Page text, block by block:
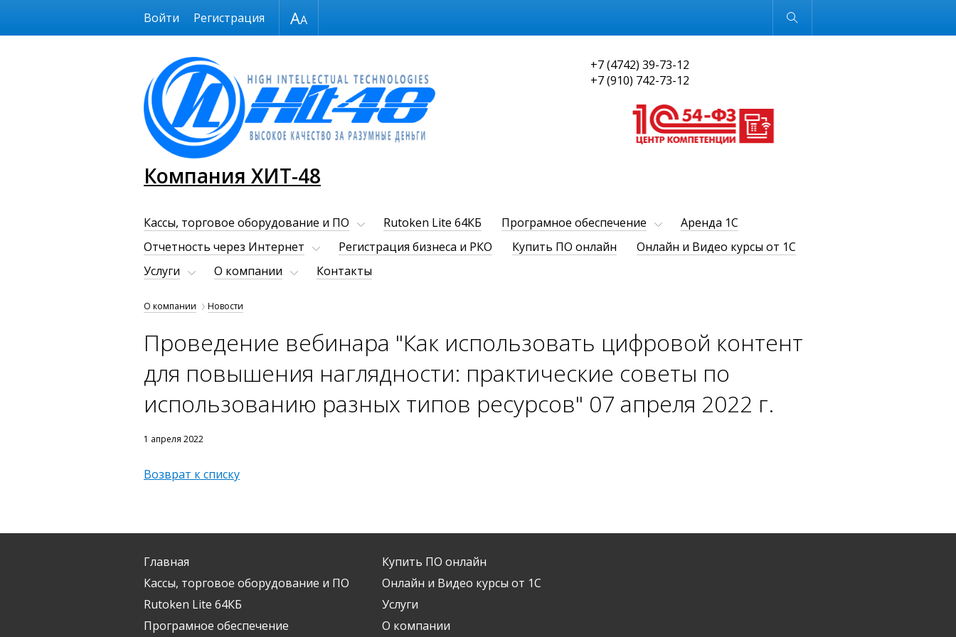
Размер шрифта Обычная версия
Компания ХИТ-48
+7 (4742) 39-73-12
+7 (910) 742-73-12
Войти Регистрация
Кассы, торговое оборудование и ПО Rutoken Lite 64КБ Програмное обеспечение
Аренда 1С
Отчетность через Интернет
Регистрация бизнеса и РКО Купить ПО онлайн
Онлайн и Видео курсы от 1С
Услуги
О компании Контакты
О компании Новости
Проведение вебинара "Как использовать цифровой контент
для повышения наглядности: практические советы по
использованию разных типов ресурсов" 07 апреля 2022 г.
1 апреля 2022
Возврат к списку
Главная
Кассы, торговое оборудование и ПО
Rutoken Lite 64КБ
Програмное обеспечение
Купить ПО онлайн
Онлайн и Видео курсы от 1С
Услуги
О компании